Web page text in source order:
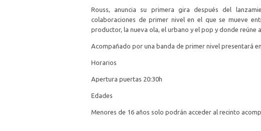
Rouss, anuncia su primera gira después del
colaboraciones de primer nivel en el que se mueve
productor, la nueva ola, el urbano y el pop y donde
Acompañado por una banda de primer nivel presentará
Horarios
Apertura puertas 20:30h
Edades
Menores de 16 años solo podrán acceder al recinto